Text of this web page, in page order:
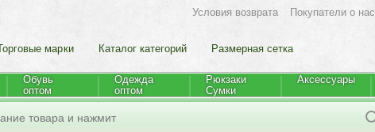
Условия возврата Покупатели о нас
марки Каталог категорий Размерная сетка
Обувь
оптом
Одежда
оптом
Рюкзаки
Cумки
Аксессуары